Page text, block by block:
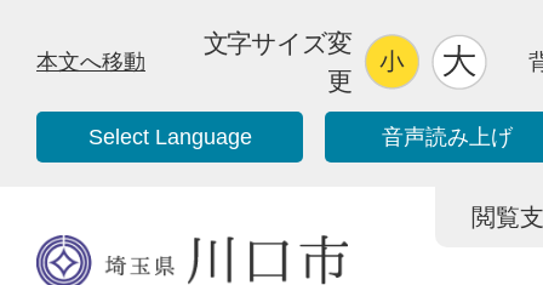
本文へ移動
文字サイズ変
更
Select Language 音声読み上げ
閲覧